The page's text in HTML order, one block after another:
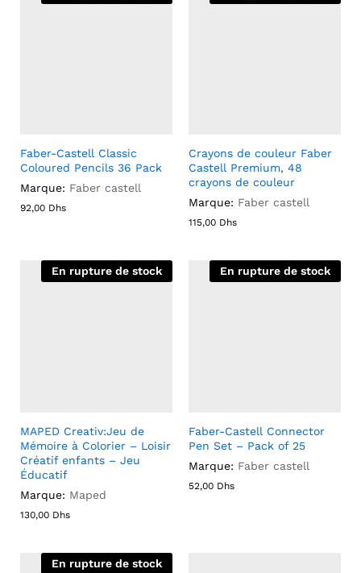
Faber-Castell Classic
Coloured Pencils 36 Pack
Marque: Faber castell
92,00 Dhs
Crayons de couleur Faber
Castell Premium, 48
crayons de couleur
Marque: Faber castell
115,00 Dhs
En rupture de stock
MAPED Creativ:Jeu de
Mémoire à Colorier – Loisir
Créatif enfants – Jeu
Éducatif
Marque: Maped
130,00 Dhs
En rupture de stock
Faber-Castell Connector
Pen Set – Pack of 25
Marque: Faber castell
52,00 Dhs
En rupture de stock